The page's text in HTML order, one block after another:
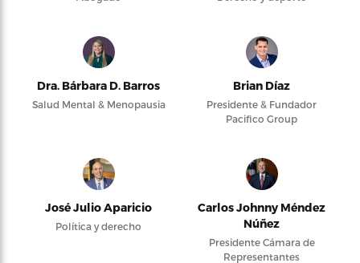
Dra. Bárbara D. Barros
Salud Mental & Menopausia
Brian Díaz
Presidente & Fundador
Pacifico Group
José Julio Aparicio
Política y derecho
Carlos Johnny Méndez
Núñez
Presidente Cámara de
Representantes